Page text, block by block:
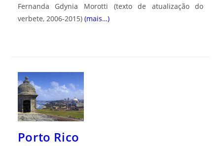
Fernanda Gdynia Morotti (texto de atualização do
verbete, 2006-2015) (mais…)
Porto Rico